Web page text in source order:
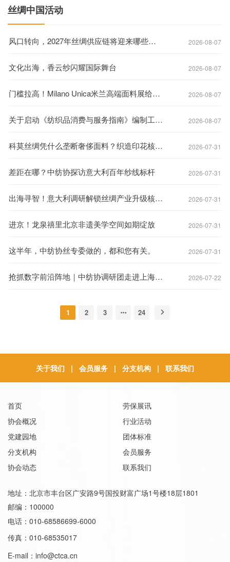
丝绸中国活动
风口转向，2027年丝绸供应链将迎来哪些新机遇？ 2026-08-07
文化出海，香云纱闪耀国际舞台 2026-08-07
门槛拉高！Milano Unica米兰高端面料展给出标准答案 2026-08-07
关于启动《纺织品消费与服务指南》编制工作的通知 2026-08-07
科莫丝绸凭什么垄断奢侈面料？织造印花核心优势拆解 2026-07-31
差距在哪？中纺协探访意大利百年纱线标杆 2026-07-31
出海寻智！意大利调研解锁丝绸产业升级核心密码 2026-07-31
进京！龙泉禧里北京非遗美学空间如期绽放 2026-07-31
这半年，中纺协丝专委做的，都和您有关。 2026-07-31
抢抓数字前沿阵地｜中纺协调研团走进上海数字化转型城市会客厅（上海数智体验馆） 2026-07-22
1 2 3 24
关于我们 | 会员服务 | 分支机构 | 联系我们
首页
协会概况
党建园地
分支机构
协会动态
劳保展讯
行业活动
团体标准
会员服务
联系我们
地址：北京市丰台区广安路9号国投财富广场1号楼18层1801
邮编：100000
电话：010-68586699-6000
传真：010-68535017
E-mail： info@ctca.cn